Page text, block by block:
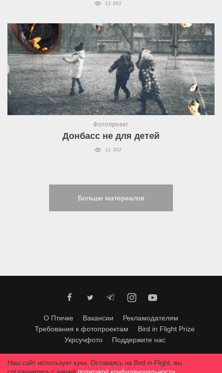
12 002
Фотопроект
Донбасс не для детей
12 302
Больше материалов
О Птичке Вакансии
Рекламодателям
Требования к фотопроектам
Bird in Flight Prize
Укрсучфото
Поддержите нас
Любое использование материалов допускается только с согласия
редакции.© 2026, Bird In Flight.
Наш сайт использует куки. Оставаясь на Bird in Flight, вы